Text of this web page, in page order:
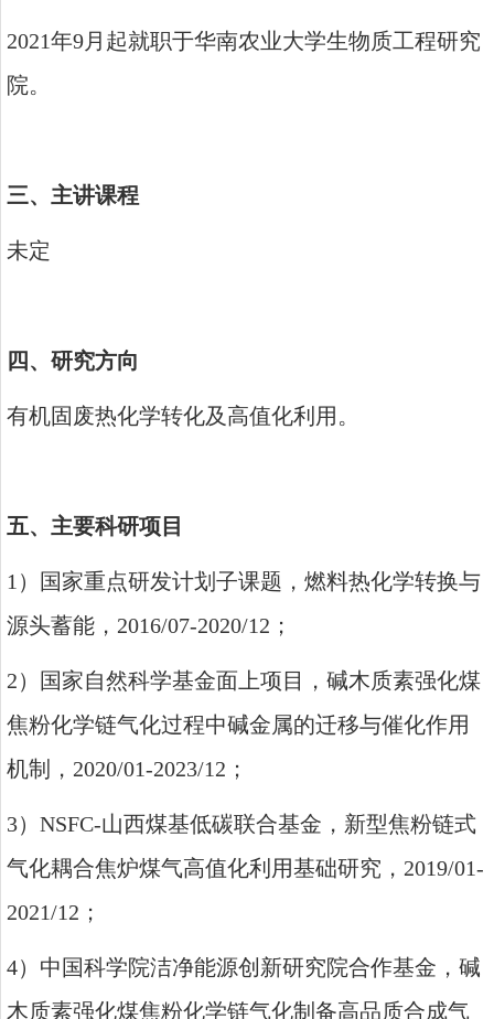
2021年9月起就职于华南农业大学生物质工程研究
院。
三、主讲课程
未定
四、研究方向
有机固废热化学转化及高值化利用。
五、主要科研项目
1 ）国家重点研发计划子课题，燃料热化学转换与
源头蓄能， 2016/07-2020/12 ；
2）国家自然科学基金面上项目，碱木质素强化煤
焦粉化学链气化过程中碱金属的迁移与催化作用
机制， 2020/01-2023/12 ；
3） NSFC-山西煤基低碳联合基金，新型焦粉链式
气化耦合焦炉煤气高值化利用基础研究， 2019/01-
2021/12 ；
4）中国科学院洁净能源创新研究院合作基金，碱
木质素强化煤焦粉化学链气化制备高品质合成气